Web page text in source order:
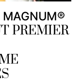
MAGNUM®
PREMIER